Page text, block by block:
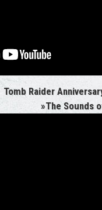
Tomb Raider
»The Sounds